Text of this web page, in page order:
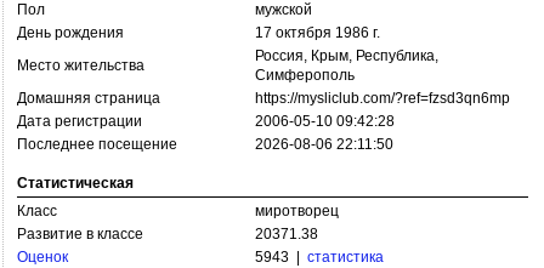
Пол
мужской
День рождения
17 октября 1986 г.
Место жительства
Россия, Крым, Республика,
Симферополь
Домашняя страница
https://­mysliclub.com/?­ref=fzsd3qn6mp
Дата регистрации
2006-05-10 09:42:28
Последнее посещение
2026-08-06 22:11:50
Статистическая
Класс
миротворец
Развитие в классе
20371.38
Оценок
5943 | статистика